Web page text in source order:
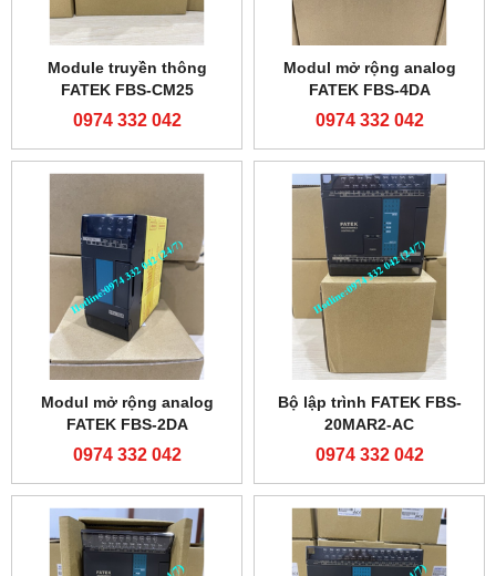
Module truyền thông
FATEK FBS-CM25
0974 332 042
Modul mở rộng analog
FATEK FBS-4DA
0974 332 042
Modul mở rộng analog
FATEK FBS-2DA
0974 332 042
Bộ lập trình FATEK FBS-
20MAR2-AC
0974 332 042